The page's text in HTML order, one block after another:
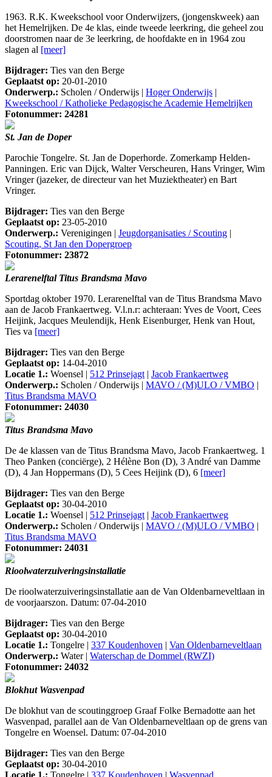
1963. R.K. Kweekschool voor Onderwijzers, (jongenskweek) aan
het Hemelrijken. De 4e klas, einde tweede leerkring, die geheel zou
doorstromen naar de 3e leerkring, de hoofdakte en in 1964 zou
slagen al [meer]
Bijdrager: Ties van den Berge
Geplaatst op: 20-01-2010
Onderwerp.: Scholen / Onderwijs | Hoger Onderwijs |
Kweekschool / Katholieke Pedagogische Academie Hemelrijken
Fotonummer: 24281
St. Jan de Doper
Parochie Tongelre. St. Jan de Doperhorde. Zomerkamp Helden-
Panningen. Eric van Dijck, Walter Verscheuren, Hans Vringer, Wim
Vringer (jazeker, de directeur van het Muziektheater) en Bart
Vringer.
Bijdrager: Ties van den Berge
Geplaatst op: 23-05-2010
Onderwerp.: Verenigingen | Jeugdorganisaties / Scouting |
Scouting, St Jan den Dopergroep
Fotonummer: 23872
Lerarenelftal Titus Brandsma Mavo
Sportdag oktober 1970. Lerarenelftal van de Titus Brandsma Mavo
aan de Jacob Frankaertweg. V.l.n.r: achteraan: Yves de Voort, Cees
Heijink, Jacques Meulendijk, Henk Eisenburger, Henk van Hout,
Ties va [meer]
Bijdrager: Ties van den Berge
Geplaatst op: 14-04-2010
Locatie 1.: Woensel | 512 Prinsejagt | Jacob Frankaertweg
Onderwerp.: Scholen / Onderwijs | MAVO / (M)ULO / VMBO |
Titus Brandsma MAVO
Fotonummer: 24030
Titus Brandsma Mavo
De 4e klassen van de Titus Brandsma Mavo, Jacob Frankaertweg. 1
Theo Panken (conciërge), 2 Hélène Bon (D), 3 André van Damme
(D), 4 Jan Hoppermans (D), 5 Cees Heijink (D), 6 [meer]
Bijdrager: Ties van den Berge
Geplaatst op: 30-04-2010
Locatie 1.: Woensel | 512 Prinsejagt | Jacob Frankaertweg
Onderwerp.: Scholen / Onderwijs | MAVO / (M)ULO / VMBO |
Titus Brandsma MAVO
Fotonummer: 24031
Rioolwaterzuiveringsinstallatie
De rioolwaterzuiveringsinstallatie aan de Van Oldenbarneveltlaan in
de voorjaarszon. Datum: 07-04-2010
Bijdrager: Ties van den Berge
Geplaatst op: 30-04-2010
Locatie 1.: Tongelre | 337 Koudenhoven | Van Oldenbarneveltlaan
Onderwerp.: Water | Waterschap de Dommel (RWZI)
Fotonummer: 24032
Blokhut Wasvenpad
De blokhut van de scoutinggroep Graaf Folke Bernadotte aan het
Wasvenpad, parallel aan de Van Oldenbarneveltlaan op de grens van
Tongelre en Woensel. Datum: 07-04-2010
Bijdrager: Ties van den Berge
Geplaatst op: 30-04-2010